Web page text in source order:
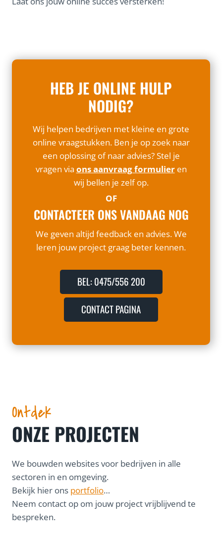
HEB JE ONLINE HULP
NODIG?
Wij helpen bedrijven met kleine en grote
online vraagstukken. Ben je op zoek naar
een oplossing of naar advies? Stel je
vragen via ons aanvraag formulieren
wij bellen je zelf op.
OF
CONTACTEER ONS VANDAAG NOG
We geven altijd feedback en advies. We
leren jouw project graag beter kennen.
BEL: 0475/556 200
CONTACT PAGINA
Ontdek
ONZE PROJECTEN
We bouwden websites voor bedrijven in alle
sectoren in en omgeving.
Bekijk hier ons portfolio…
Neem contact op om jouw project vrijblijvend te
bespreken.